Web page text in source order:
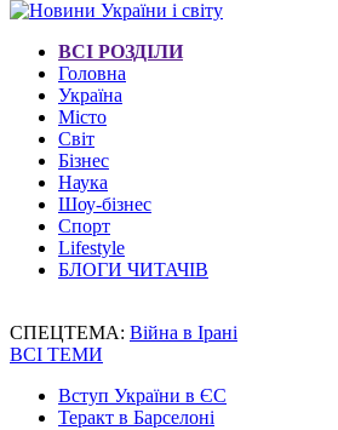
ВСІ РОЗДІЛИ
Головна
Україна
Місто
Світ
Бізнес
Наука
Шоу-бізнес
Спорт
Lifestyle
БЛОГИ ЧИТАЧІВ
СПЕЦТЕМА: Війна в Ірані
ВСІ ТЕМИ
Вступ України в ЄС
Теракт в Барселоні